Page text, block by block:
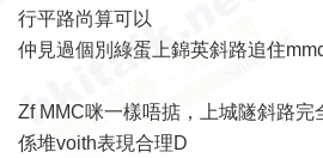
行平路尚算可以
仲見過個別綠蛋上錦英斜路追住
Zf MMC咪一樣唔掂，上城隧斜路完
係堆voith表現合理D